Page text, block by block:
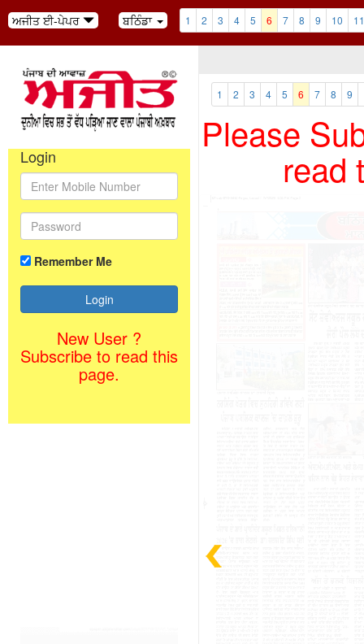
ਅਜੀਤ ਈ-ਪੇਪਰ ਬਠਿੰਡਾ 1 2 3 4 5 6 7 8 9 10 11
Login
Remember Me
New User ?
Subscribe to read this
page.
1 2 3 4 5 6 7 8 9
Please
read